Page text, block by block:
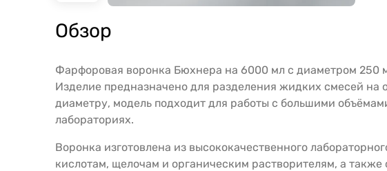
Обзор
Фарфоровая воронка Бюхнера на 6000 мл с диаметром 250
Изделие предназначено для разделения жидких смесей на
диаметру, модель подходит для работы с большими
лабораториях.
Воронка изготовлена из высококачественного
кислотам, щелочам и органическим растворителям, а